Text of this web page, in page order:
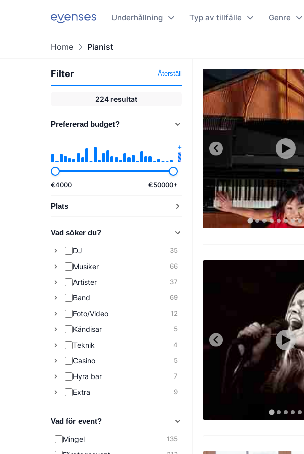
Underhållning Typ av tillfälle Genre
Home Pianist
Filter Återställ
224 resultat
Prefererad budget?
€4000 €50000+
Plats
Vad söker du?
DJ 35
Musiker 66
Artister 37
Band 69
Foto/Video 12
Kändisar 5
Teknik 4
Casino 5
Hyra bar 7
Extra 9
Vad för event?
Mingel 135